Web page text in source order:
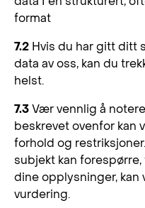
format
7.2 Hvis du har gitt ditt
data av oss, kan du
helst.
7.3Vær vennlig å
beskrevet ovenfor
forhold og
subjekt kan
dine opplysninger,
vurdering.